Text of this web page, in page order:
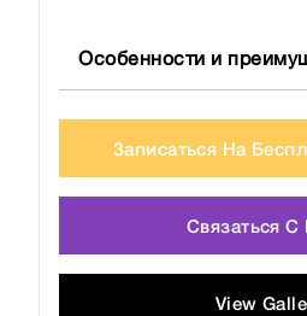
Особенности и
Записаться На
Связаться С
View